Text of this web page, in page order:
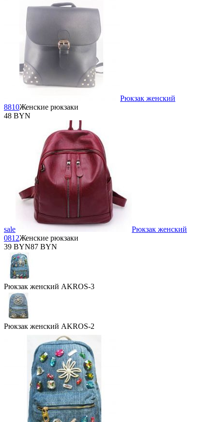
Рюкзак женский
8810Женские рюкзаки
48 BYN
sale
Рюкзак женский
0812Женские рюкзаки
39 BYN87 BYN
Рюкзак женский AKROS-3
Рюкзак женский AKROS-2